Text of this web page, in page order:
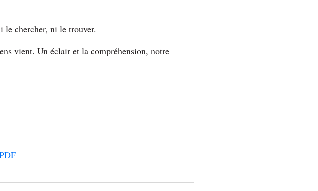
le chercher, ni le trouver.
vient. Un éclair et la compréhension, notre